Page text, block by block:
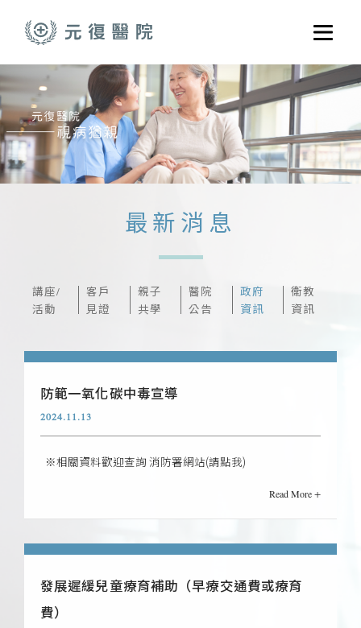
選單
關於元復
就醫指南
醫學門診
醫療養護服務
最新消息
講座/
活動
客戶
見證
親子
共學
醫院
公告
政府
資訊
衛教
資訊
防範一氧化碳中毒宣導
2024.11.13
※相關資料歡迎查詢 消防署網站(請點我)
Read More +
發展遲緩兒童療育補助（早療交通費或療育
費）